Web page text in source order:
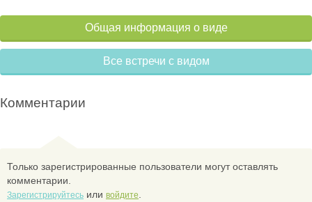
Общая информация о виде
Все встречи с видом
Комментарии
Только зарегистрированные пользователи могут оставлять
комментарии.
Зарегистрируйтесь или войдите